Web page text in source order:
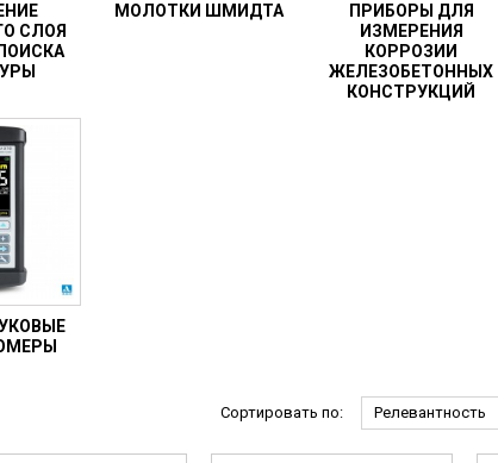
СЛОЯ
МОЛОТКИ ШМИДТА
ПРИБОРЫ ДЛЯ
ИЗМЕРЕНИЯ
КОРРОЗИИ
ЖЕЛЕЗОБЕТОННЫХ
КОНСТРУКЦИЙ
Сортировать по: Релевантность